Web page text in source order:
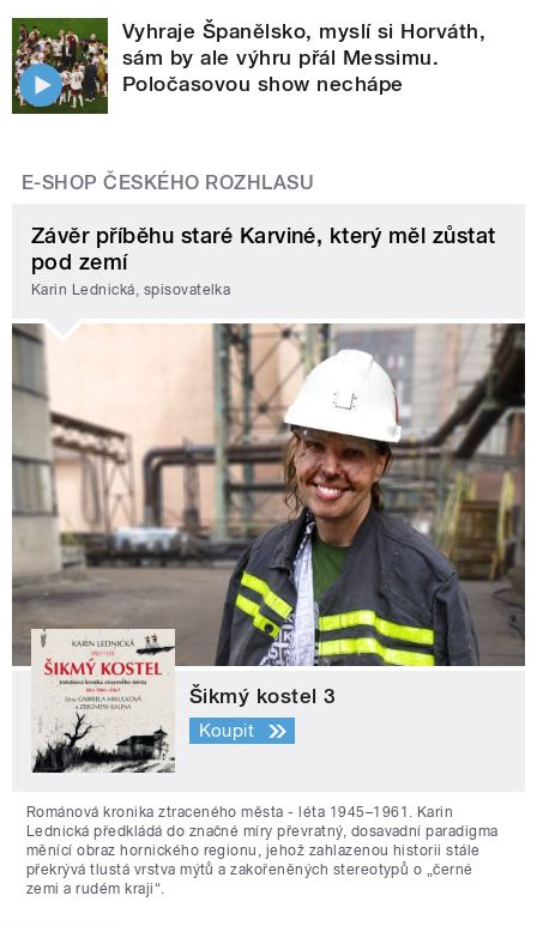
Vyhraje Španělsko, myslí si Horváth,
sám by ale výhru přál Messimu.
Poločasovou show nechápe
E-SHOP ČESKÉHO ROZHLASU
Závěr příběhu staré Karviné, který měl zůstat
pod zemí
Karin Lednická, spisovatelka
Šikmý kostel 3
Koupit
Románová kronika ztraceného města - léta 1945–1961. Karin
Lednická předkládá do značné míry převratný, dosavadní paradigma
měnící obraz hornického regionu, jehož zahlazenou historii stále
překrývá tlustá vrstva mýtů a zakořeněných stereotypů o „černé
zemi a rudém kraji“.